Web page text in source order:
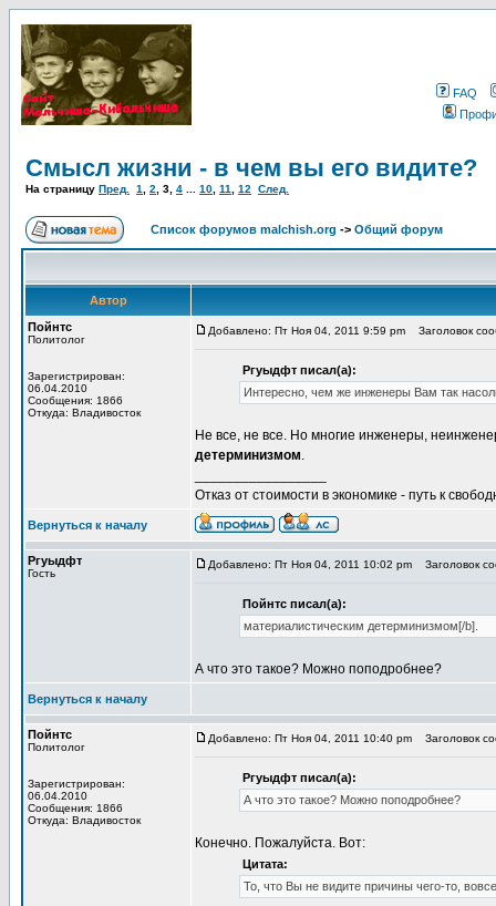
FAQ
Смысл жизни - в чем вы его видите?
На страницу Пред. 1 2 3 4 10 11 12 След.
Список форумов malchish.org -> Общий форум
Автор
Пойнтс
Политолог
Зарегистрирован:
06.04.2010
Сообщения: 1866
Откуда: Владивосток
Добавлено: Пт Ноя 04, 2011 9:59 pm Заголовок
Ргуыдфт писал(а):
Интересно, чем же инженеры Вам так
Не все, не все. Но многие инженеры,
детерминизмом.
Отказ от стоимости в экономике - путь к
Вернуться к началу
Ргуыдфт
Гость
Добавлено: Пт Ноя 04, 2011 10:02 pm Заголовок
Пойнтс писал(а):
материалистическим детерминизмом[/b].
А что это такое? Можно поподробнее?
Вернуться к началу
Пойнтс
Политолог
Зарегистрирован:
06.04.2010
Сообщения: 1866
Откуда: Владивосток
Добавлено: Пт Ноя 04, 2011 10:40 pm Заголовок
Ргуыдфт писал(а):
А что это такое? Можно поподробнее?
Конечно. Пожалуйста. Вот:
Цитата:
То, что Вы не видите причины чего-то,